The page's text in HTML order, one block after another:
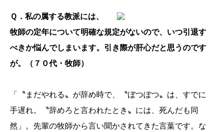
Ｑ．私の属する教派には、
牧師の定年について明確な規定がないので、いつ引退す
べきか悩んでしまいます。引き際が肝心だと思うのです
が。（７０代・牧師）
「〝まだやれる〟が辞め時で、〝ぼつぼつ〟は、すでに
手遅れ。〝辞めろと言われたとき〟には、死んだも同
然」。先輩の牧師から言い聞かされてきた言葉です。な